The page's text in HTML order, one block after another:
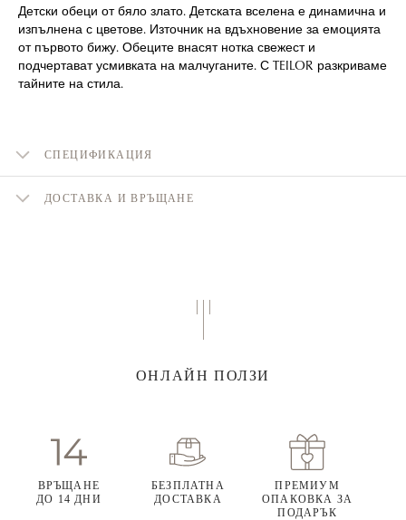
Детски обеци от бяло злато. Детската вселена е динамична и
изпълнена с цветове. Източник на вдъхновение за емоцията
от първото бижу. Обеците внасят нотка свежест и
подчертават усмивката на малчуганите. С TEILOR разкриваме
тайните на стила.
СПЕЦИФИКАЦИЯ
ДОСТАВКА И ВРЪЩАНЕ
ОНЛАЙН ПОЛЗИ
ВРЪЩАНЕ
ДО 14 ДНИ
БЕЗПЛАТНА
ДОСТАВКА
ПРЕМИУМ
ОПАКОВКА ЗА
ПОДАРЪК